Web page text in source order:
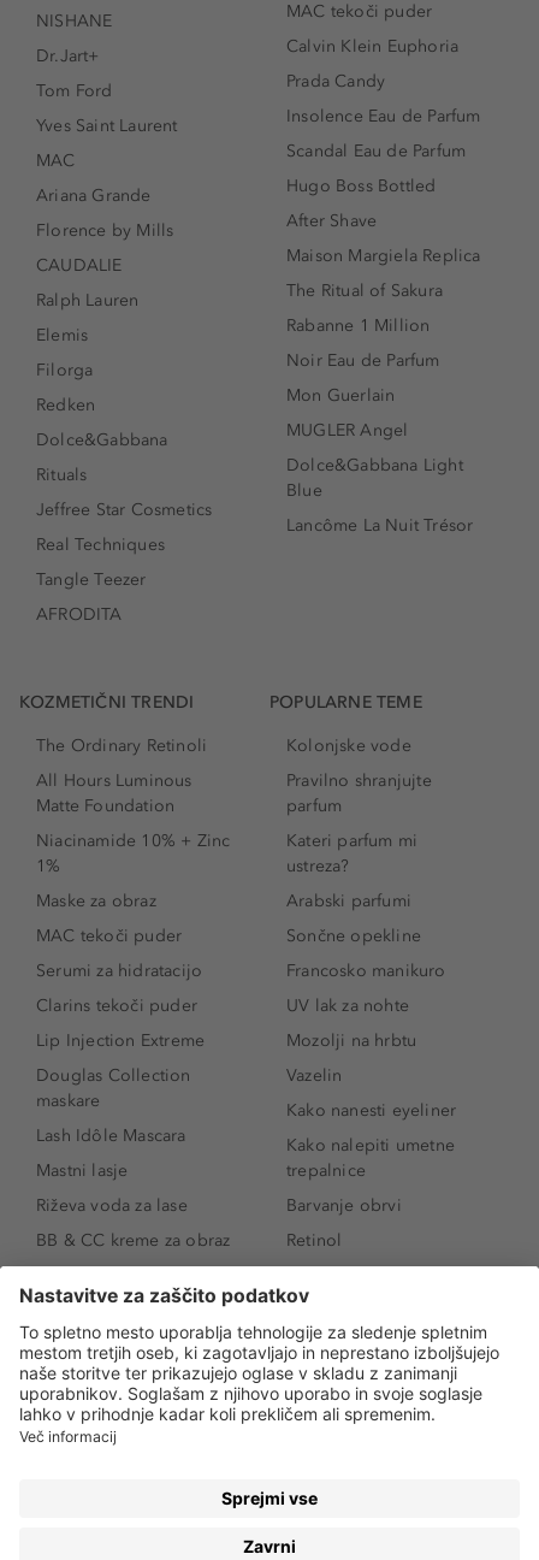
NISHANE
Dr.Jart+
Tom Ford
Yves Saint Laurent
MAC
Ariana Grande
Florence by Mills
CAUDALIE
Ralph Lauren
Elemis
Filorga
Redken
Dolce&Gabbana
Rituals
Jeffree Star Cosmetics
Real Techniques
Tangle Teezer
AFRODITA
MAC tekoči puder
Calvin Klein Euphoria
Prada Candy
Insolence Eau de Parfum
Scandal Eau de Parfum
Hugo Boss Bottled
After Shave
Maison Margiela Replica
The Ritual of Sakura
Rabanne 1 Million
Noir Eau de Parfum
Mon Guerlain
MUGLER Angel
Dolce&Gabbana Light
Blue
Lancôme La Nuit Trésor
KOZMETIČNI TRENDI
The Ordinary Retinoli
All Hours Luminous
Matte Foundation
Niacinamide 10% + Zinc
1%
Maske za obraz
MAC tekoči puder
Serumi za hidratacijo
Clarins tekoči puder
Lip Injection Extreme
Douglas Collection
maskare
Lash Idôle Mascara
Mastni lasje
Riževa voda za lase
BB & CC kreme za obraz
SPF 30
Senčila za oči
Tekoči puder
Ličenje povešenih vek
Kako povečati oči
POPULARNE TEME
Kolonjske vode
Pravilno shranjujte
parfum
Kateri parfum mi
ustreza?
Arabski parfumi
Sončne opekline
Francosko manikuro
UV lak za nohte
Mozolji na hrbtu
Vazelin
Kako nanesti eyeliner
Kako nalepiti umetne
trepalnice
Barvanje obrvi
Retinol
Niacinamid
Rozacea
Salicilna kislina